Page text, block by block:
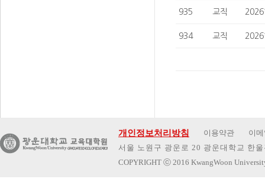
935 교직 2026
934 교직 2026
개인정보처리방침 이용약관
이
서울 노원구 광운로 20 광운대학교 한
COPYRIGHT ⓒ 2016 KwangWoon